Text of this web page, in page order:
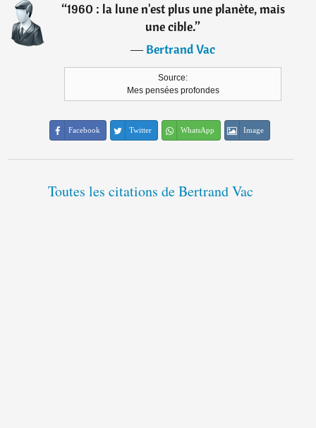
“1960 : la lune n'est plus une planète, mais
une cible.”
―Bertrand Vac
Source:
Mes pensées profondes
Facebook Twitter WhatsApp Image
Toutes les citations de Bertrand Vac